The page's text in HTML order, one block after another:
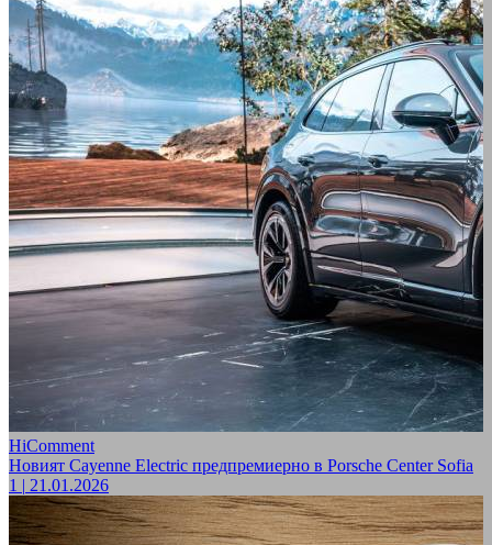
HiComment
Новият Cayenne Electric предпремиерно в Porsche Center Sofia
1 | 21.01.2026